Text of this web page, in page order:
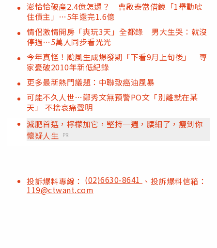
澎恰恰破產2.4億怎還？ 曹啟泰當借鏡「1舉動唬
住債主」…5年還完1.6億
情侶激情開房「爽玩3天」全都錄 男大生哭：就沒
停過…5萬人同步看光光
今年真怪！颱風生成爆發期「下看9月上旬後」 專
家憂破2010年新低紀錄
更多最新熱門議題：中聯致癌油風暴
可能不久人世…鄭秀文無預警PO文「別離就在某
天」 不捨哀痛聲明
減肥首選，檸檬加它，堅持一週，腰細了，瘦到你
懷疑人生 PR
投訴爆料專線： (02)6630-8641 、投訴爆料信箱：
119@ctwant.com